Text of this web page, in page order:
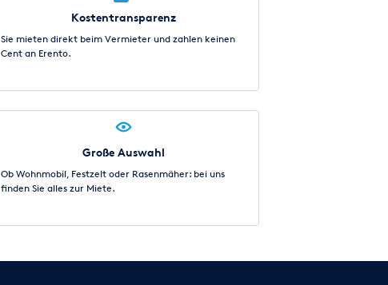
Kostentransparenz
Sie mieten direkt beim Vermieter und zahlen keinen
Cent an Erento.
Große Auswahl
Ob Wohnmobil, Festzelt oder Rasenmäher: bei uns
finden Sie alles zur Miete.